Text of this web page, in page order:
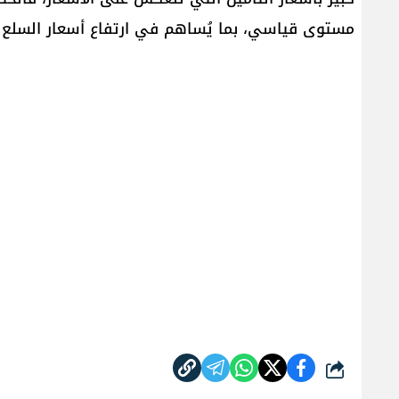
مستوى قياسي، بما يُساهم في ارتفاع أسعار السلع
شارك